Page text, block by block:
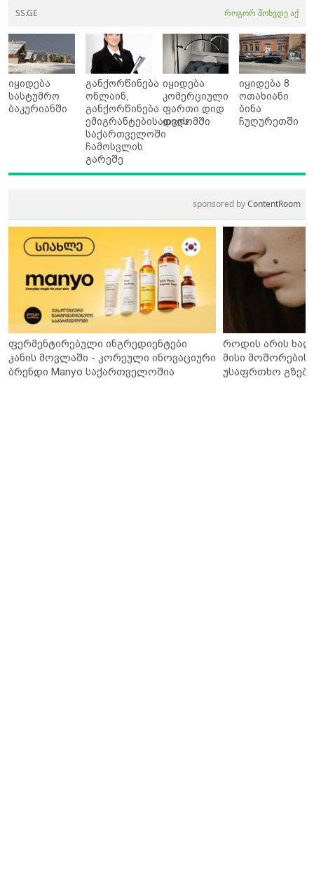
SS.GE როგორ მოხვდე აქ
იყიდება
სასტუმრო
ბაკურიანში
განქორწინება
ონლაინ,
განქორწინება
ემიგრანტებისათვის
საქართველოში
ჩამოსვლის
გარეშე
იყიდება
კომერციული
ფართი დიდ
დიღომში
იყიდება 8
ოთახიანი
ბინა
ჩუღურეთში
sponsored byContentRoom
ფერმენტირებული ინგრედიენტები
კანის მოვლაში - კორეული ინოვაციური
ბრენდი Manyo საქართველოშია
როდის არის
მისი მოშორების
უსაფრთხო გზები